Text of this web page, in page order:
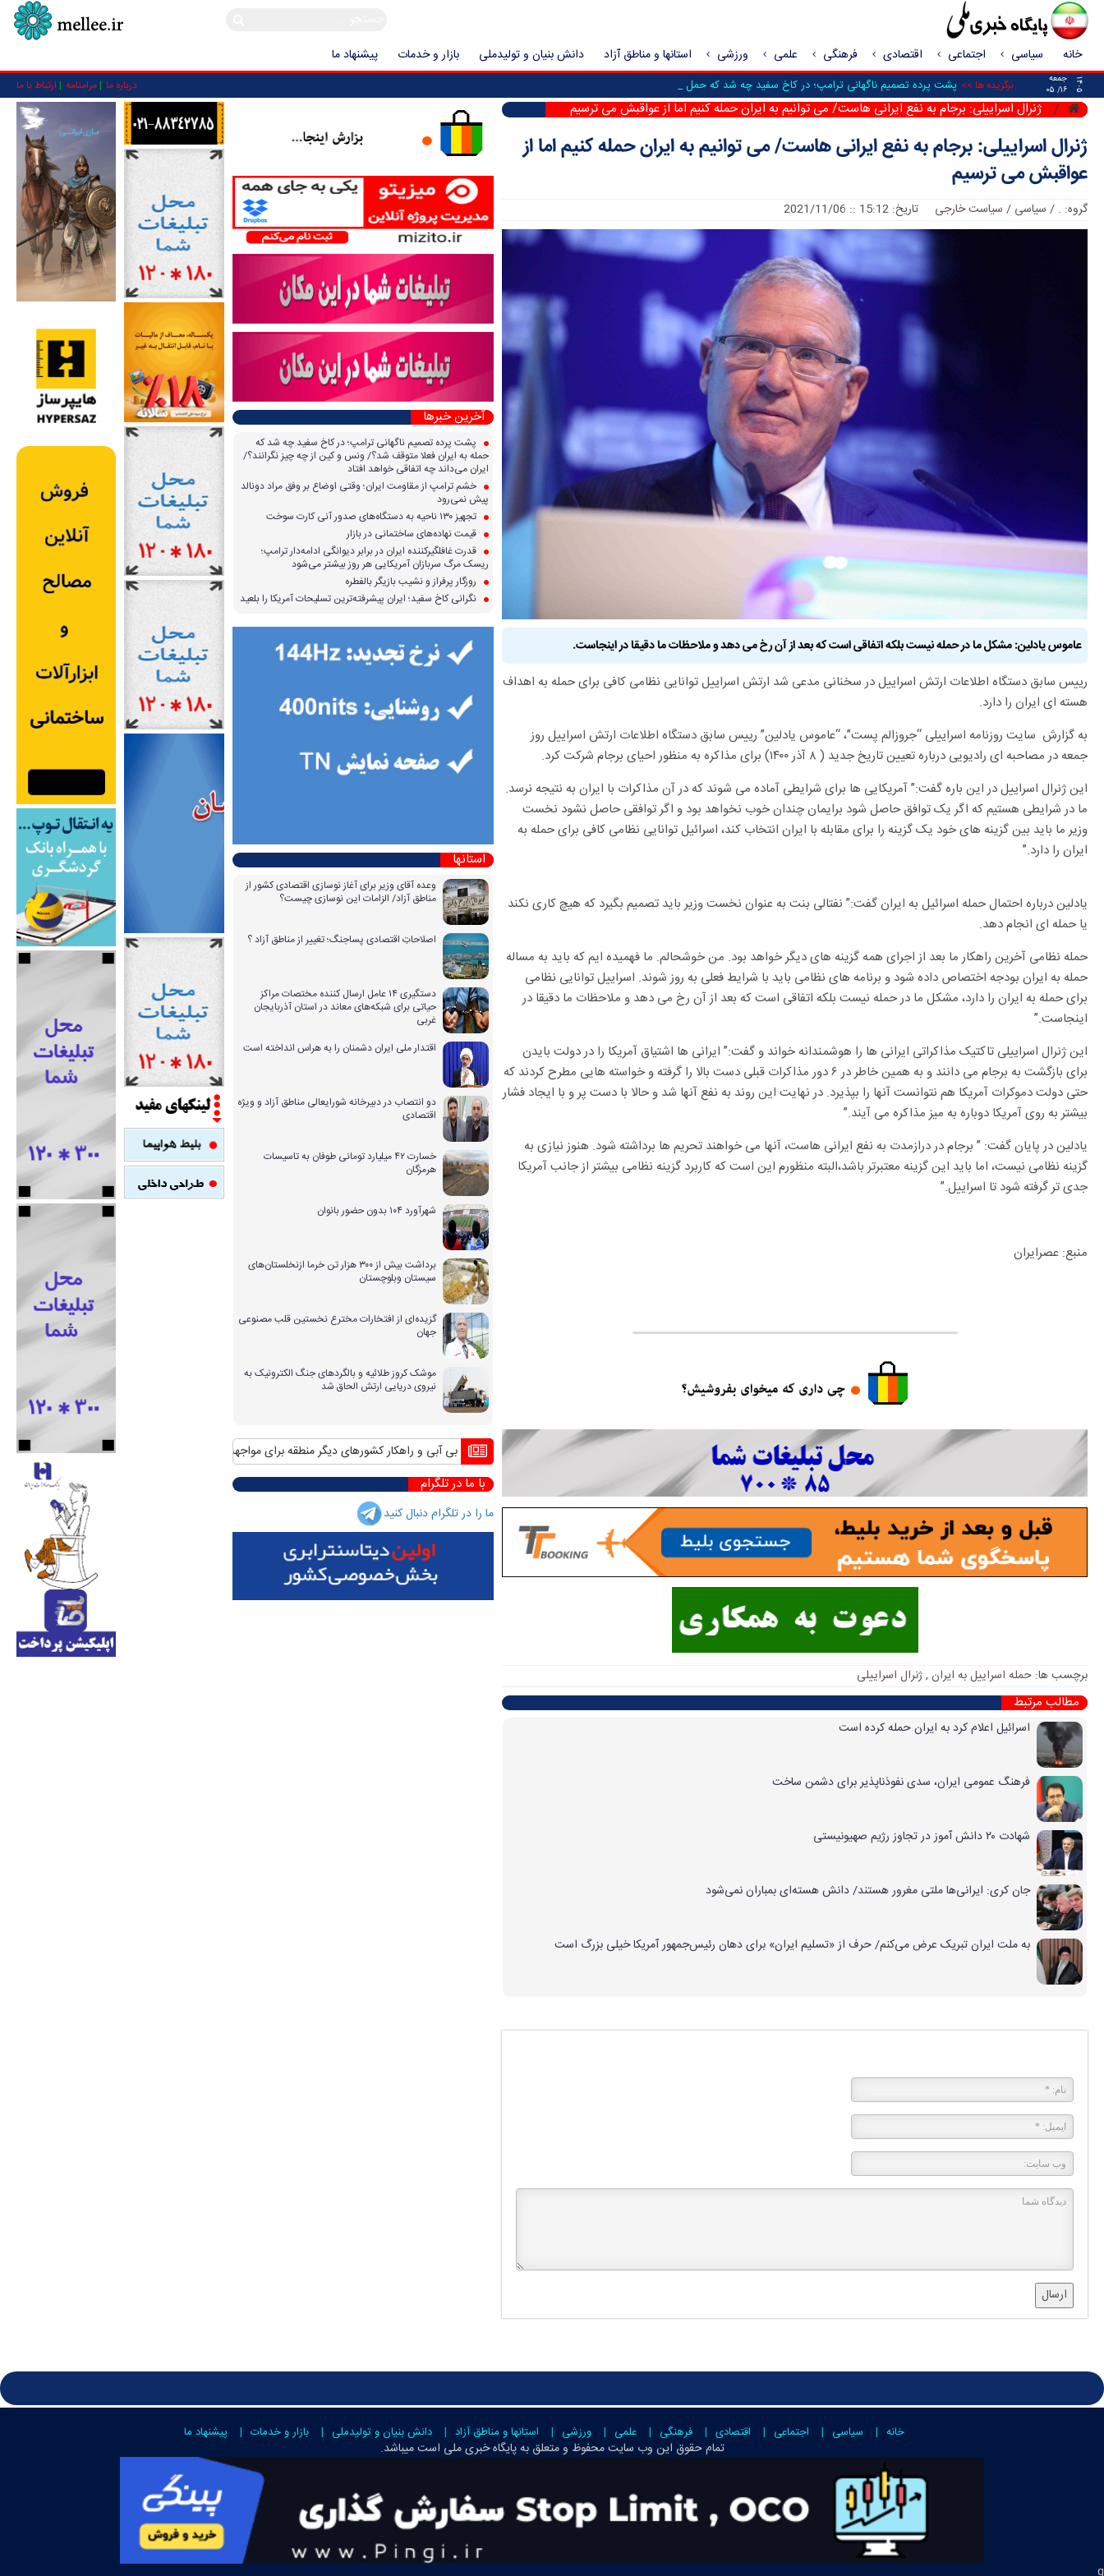
خانه سیاسی اجتماعی اقتصادی فرهنگی علمی ورزشی استانها و مناطق آزاد دانش بنیان و تولیدملی بازار و خدمات پیشنهاد ما
۱۴۰۵
جمعه
۱۶/ ۰۵
برگزیده ها >> پشت پرده تصمیم ناگهانی ترامپ؛ در کاخ سفید چه شد که حمله به ایران فع_ درباره ما مرامنامه ارتباط با ما
ژنرال اسراییلی: برجام به نفع ایرانی هاست/ می توانیم به ایران حمله کنیم اما از عواقبش می ترسیم
ژنرال اسراییلی: برجام به نفع ایرانی هاست/ می توانیم به ایران حمله کنیم اما از
عواقبش می ترسیم
گروه: .
/ سیاسی / سیاست خارجی تاریخ: 15:12 :: 2021/11/06
عاموس یادلین: مشکل ما در حمله نیست بلکه اتفاقی است که بعد از آن رخ می دهد و ملاحظات ما دقیقا در اینجاست.
رییس سابق دستگاه اطلاعات ارتش اسراییل در سخنانی مدعی شد ارتش اسراییل توانایی نظامی کافی برای حمله به اهداف
هسته ای ایران را دارد.
به گزارش سایت روزنامه اسراییلی “جروزالم پست”، “عاموس یادلین” رییس سابق دستگاه اطلاعات ارتش اسراییل روز
جمعه در مصاحبه ای رادیویی درباره تعیین تاریخ جدید ( ۸ آذر ۱۴۰۰) برای مذاکره به منظور احیای برجام شرکت کرد.
این ژنرال اسراییل در این باره گفت:” آمریکایی ها برای شرایطی آماده می شوند که در آن مذاکرات با ایران به نتیجه نرسد.
ما در شرایطی هستیم که اگر یک توافق حاصل شود برایمان چندان خوب نخواهد بود و اگر توافقی حاصل نشود نخست
وزیر ما باید بین گزینه های خود یک گزینه را برای مقابله با ایران انتخاب کند، اسرائیل توانایی نظامی کافی برای حمله به
ایران را دارد.”
یادلین درباره احتمال حمله اسرائیل به ایران گفت:” نفتالی بنت به عنوان نخست وزیر باید تصمیم بگیرد که هیچ کاری نکند
یا حمله ای انجام دهد.
حمله نظامی آخرین راهکار ما بعد از اجرای همه گزینه های دیگر خواهد بود. من خوشحالم. ما فهمیده ایم که باید به مساله
حمله به ایران بودجه اختصاص داده شود و برنامه های نظامی باید با شرایط فعلی به روز شوند. اسراییل توانایی نظامی
برای حمله به ایران را دارد، مشکل ما در حمله نیست بلکه اتفاقی است که بعد از آن رخ می دهد و ملاحظات ما دقیقا در
اینجاست.”
این ژنرال اسراییلی تاکتیک مذاکراتی ایرانی ها را هوشمندانه خواند و گفت:” ایرانی ها اشتیاق آمریکا را در دولت بایدن
برای بازگشت به برجام می دانند و به همین خاطر در ۶ دور مذاکرات قبلی دست بالا را گرفته و خواسته هایی مطرح کردند که
حتی دولت دموکرات آمریکا هم نتوانست آنها را بپذیرد. در نهایت این روند به نفع آنها شد و حالا با دست پر و با ایجاد فشار
بیشتر به روی آمریکا دوباره به میز مذاکره می آیند.”
یادلین در پایان گفت: ” برجام در درازمدت به نفع ایرانی هاست، آنها می خواهند تحریم ها برداشته شود. هنوز نیازی به
گزینه نظامی نیست، اما باید این گزینه معتبرتر باشد،البته منظورم این است که کاربرد گزینه نظامی بیشتر از جانب آمریکا
جدی تر گرفته شود تا اسراییل.”
منبع: عصرایران
برچسب ها: حمله اسراییل به ایران ,ژنرال اسراییلی
مطالب مرتبط
اسرائیل اعلام کرد به ایران حمله کرده است
فرهنگ عمومی ایران، سدی نفوذناپذیر برای دشمن ساخت
شهادت ۲۰ دانش آموز در تجاوز رژیم صهیونیستی
جان کری: ایرانی‌ها ملتی مغرور هستند/ دانش هسته‌ای بمباران نمی‌شود
به ملت ایران تبریک عرض می‌کنم/ حرف از «تسلیم ایران» برای دهان رئیس‌جمهور آمریکا خیلی بزرگ است
ارسال
آخرین خبرها
پشت پرده تصمیم ناگهانی ترامپ؛ در کاخ سفید چه شد که
حمله به ایران فعلا متوقف شد؟/ ونس و کین از چه چیز نگرانند؟/
ایران می‌داند چه اتفاقی خواهد افتاد
خشم ترامپ از مقاومت ایران؛ وقتی اوضاع بر وفق مراد دونالد
پیش نمی‌رود
تجهیز ۱۳۰ ناحیه به دستگاه‌های صدور آنی کارت سوخت
قیمت نهاده‌های ساختمانی در بازار
قدرت غافلگیرکننده ایران در برابر دیوانگی ادامه‌دار ترامپ؛
ریسک مرگ سربازان آمریکایی هر روز بیشتر می‌شود
روزگار پرفراز و نشیب بازیگر بالفطره
نگرانی کاخ سفید؛ ایران پیشرفته‌ترین تسلیحات آمریکا را بلعید
استانها
وعده آقای وزیر برای آغاز نوسازی اقتصادی کشور از
مناطق آزاد/ الزامات این نوسازی چیست؟
اصلاحاتِ اقتصادی پساجنگ؛ تغییر از مناطق آزاد ؟
دستگیری ۱۴ عامل ارسال کننده مختصات مراکز
حیاتی برای شبکه‌های معاند در استان آذربایجان
غربی
اقتدار ملی ایران دشمنان را به هراس انداخته است
دو انتصاب در دبیرخانه شورایعالی مناطق آزاد و ویژه
اقتصادی
خسارت ۴۲ میلیارد تومانی طوفان به تاسیسات
هرمزگان
شهرآورد ۱۰۴ بدون حضور بانوان
برداشت بیش از ۳۰۰ هزار تن خرما ازنخلستان‌های
سیستان وبلوچستان
گزیده‌ای از افتخارات مخترع نخستین قلب مصنوعی
جهان
موشک کروز طلائیه و بالگردهای جنگ الکترونیک به
نیروی دریایی ارتش الحاق شد
بحران بی آبی و راهکار کشورهای دیگر منطقه برای مواجهه با آن منافع پایدار ایران در شانگهای چیست؟ استقبال
با ما در تلگرام
ما را در تلگرام دنبال کنید
خانه سیاسی اجتماعی اقتصادی فرهنگی علمی ورزشی استانها و مناطق آزاد دانش بنیان و تولیدملی بازار و خدمات پیشنهاد ما
تمام حقوق این وب سایت محفوظ و متعلق بهپایگاه خبری ملی استمیباشد.
g